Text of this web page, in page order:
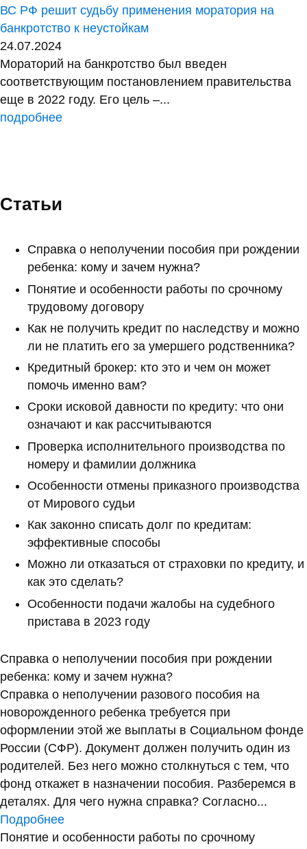
ВС РФ решит судьбу применения моратория на
банкротство к неустойкам
24.07.2024
Мораторий на банкротство был введен
соответствующим постановлением правительства
еще в 2022 году. Его цель –...
подробнее
Статьи
Справка о неполучении пособия при рождении
ребенка: кому и зачем нужна?
Понятие и особенности работы по срочному
трудовому договору
Как не получить кредит по наследству и можно
ли не платить его за умершего родственника?
Кредитный брокер: кто это и чем он может
помочь именно вам?
Сроки исковой давности по кредиту: что они
означают и как рассчитываются
Проверка исполнительного производства по
номеру и фамилии должника
Особенности отмены приказного производства
от Мирового судьи
Как законно списать долг по кредитам:
эффективные способы
Можно ли отказаться от страховки по кредиту, и
как это сделать?
Особенности подачи жалобы на судебного
пристава в 2023 году
Справка о неполучении пособия при рождении
ребенка: кому и зачем нужна?
Справка о неполучении разового пособия на
новорожденного ребенка требуется при
оформлении этой же выплаты в Социальном фонде
России (СФР). Документ должен получить один из
родителей. Без него можно столкнуться с тем, что
фонд откажет в назначении пособия. Разберемся в
деталях. Для чего нужна справка? Согласно...
Подробнее
Понятие и особенности работы по срочному